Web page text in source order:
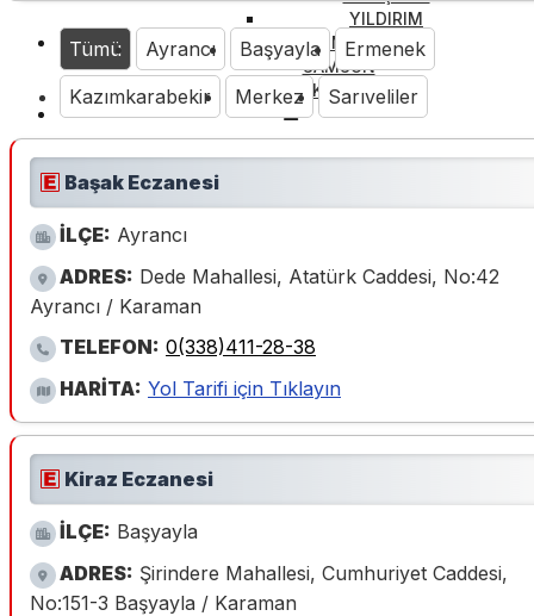
YILDIRIM
İZMİR
SAMSUN
KIBRIS
Tümü Ayrancı Başyayla
Ermenek
Kazımkarabekir
Merkez Sarıveliler
Başak Eczanesi
İLÇE: Ayrancı
ADRES: Dede Mahallesi, Atatürk Caddesi, No:42
Ayrancı / Karaman
TELEFON: 0(338)411-28-38
HARİTA: Yol Tarifi için Tıklayın
Kiraz Eczanesi
İLÇE: Başyayla
ADRES: Şirindere Mahallesi, Cumhuriyet Caddesi,
No:151-3 Başyayla / Karaman